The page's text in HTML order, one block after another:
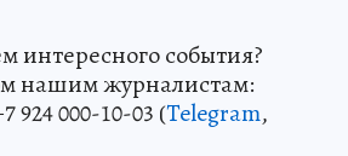
интересного события?
нашим журналистам:
924 000-10-03 (Telegram,